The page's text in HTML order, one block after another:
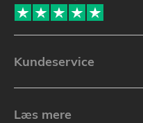
Kundeservice
Læs mere